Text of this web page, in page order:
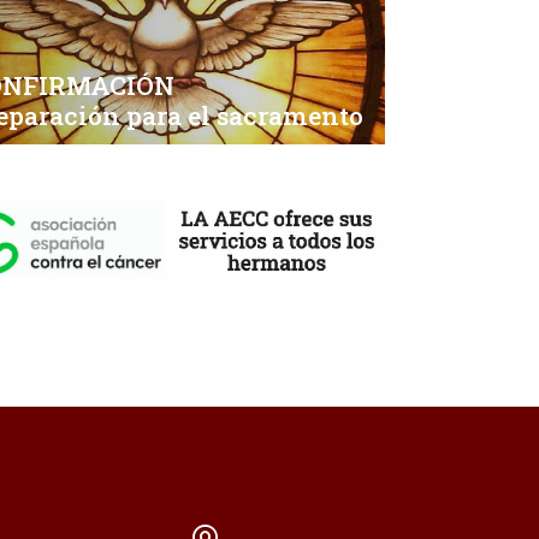
para el sacramento